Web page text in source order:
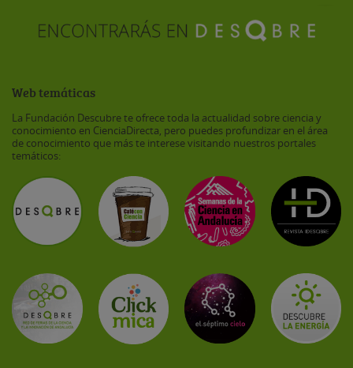
Web temáticas
La Fundación Descubre te ofrece toda la actualidad sobre ciencia y
conocimiento en CienciaDirecta, pero puedes profundizar en el área
de conocimiento que más te interese visitando nuestros portales
temáticos: